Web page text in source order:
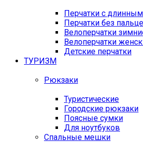
Перчатки с
Перчатки без
Велоперчатки
Велоперчатки
Детские перчатки
ТУРИЗМ
Рюкзаки
Туристические
Городские рюкзаки
Поясные сумки
Для ноутбуков
Спальные мешки